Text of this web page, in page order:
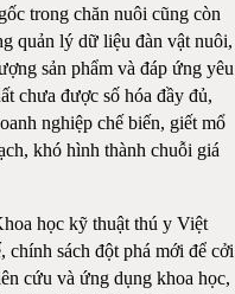
trong chăn nuôi cũng còn
quản lý dữ liệu đàn vật nuôi,
sản phẩm và đáp ứng yêu
chưa được số hóa đầy đủ,
nghiệp chế biến, giết mổ
khó hình thành chuỗi giá
học kỹ thuật thú y Việt
chính sách đột phá mới để cởi
cứu và ứng dụng khoa học,